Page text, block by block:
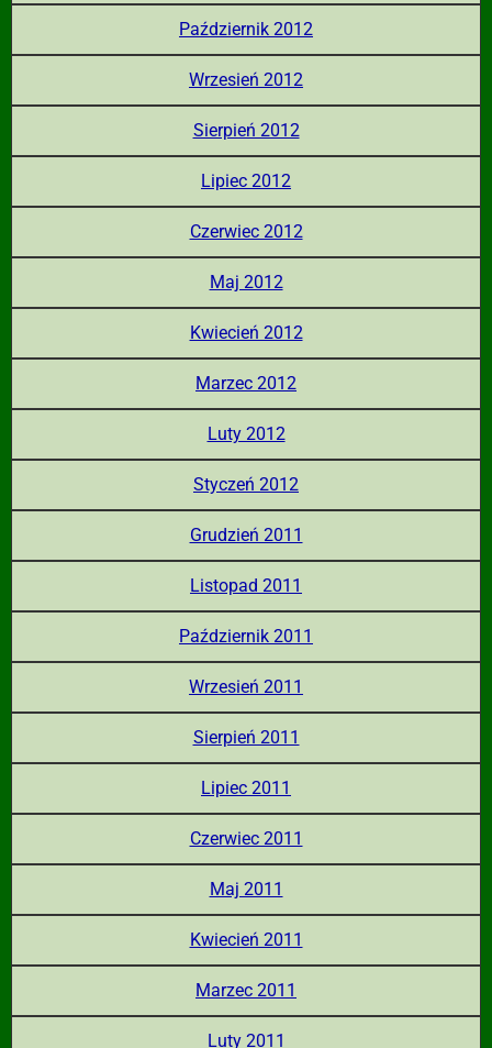
Październik 2012
Wrzesień 2012
Sierpień 2012
Lipiec 2012
Czerwiec 2012
Maj 2012
Kwiecień 2012
Marzec 2012
Luty 2012
Styczeń 2012
Grudzień 2011
Listopad 2011
Październik 2011
Wrzesień 2011
Sierpień 2011
Lipiec 2011
Czerwiec 2011
Maj 2011
Kwiecień 2011
Marzec 2011
Luty 2011